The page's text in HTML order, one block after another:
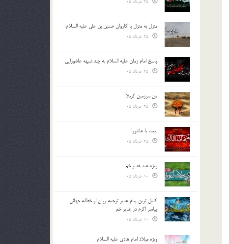
منزل به منزل با کاروان حسین بن علی علیه السلام
پاسخ امام زمان علیه السلام به چند شبهه عاشورایی
من سرزمین کربلا
بیعت با عاشورا
ویژه عید غدیر خم
کامل ترین پیام غدیر ترجمه روان از خطابه جهانی
پیامبر اکرم در غدیر خم
ویژه میلاد امام هادی علیه السلام